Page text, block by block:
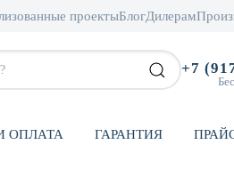
проектыБлогДилерам
+7
ОПЛАТА ГАРАНТИЯ